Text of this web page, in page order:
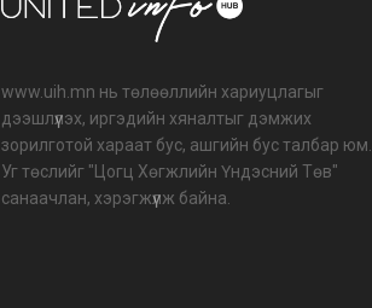
www.uih.mn нь төлөөллийн хариуцлагыг
дээшлүүлэх, иргэдийн хяналтыг дэмжих
зорилготой хараат бус, ашгийн бус талбар юм.
Уг төслийг "Цогц Хөгжлийн Үндэсний Төв"
санаачлан, хэрэгжүүлж байна.